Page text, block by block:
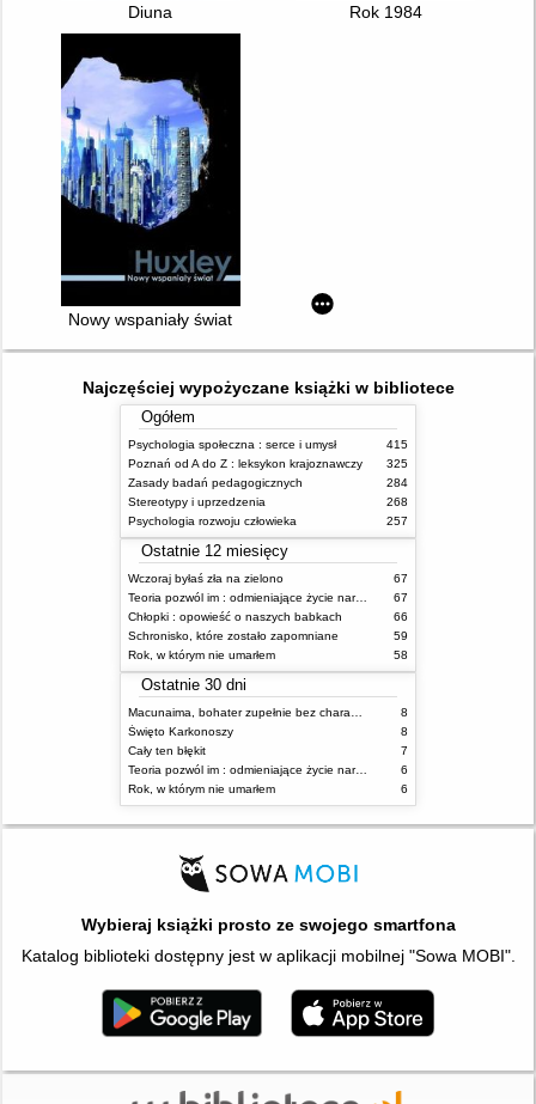
Diuna Rok 1984
Nowy wspaniały świat
Najczęściej wypożyczane książki w bibliotece
Ogółem
Psychologia społeczna : serce i umysł
415
Poznań od A do Z : leksykon krajoznawczy
325
Zasady badań pedagogicznych
284
Stereotypy i uprzedzenia
268
Psychologia rozwoju człowieka
257
Ostatnie 12 miesięcy
Wczoraj byłaś zła na zielono
67
Teoria pozwól im : odmieniające życie narzędzie, o którym mówią miliony ludzi
67
Chłopki : opowieść o naszych babkach
66
Schronisko, które zostało zapomniane
59
Rok, w którym nie umarłem
58
Ostatnie 30 dni
Macunaima, bohater zupełnie bez charakteru
8
Święto Karkonoszy
8
Cały ten błękit
7
Teoria pozwól im : odmieniające życie narzędzie, o którym mówią miliony ludzi
6
Rok, w którym nie umarłem
6
Wybieraj książki prosto ze swojego smartfona
Katalog biblioteki dostępny jest w aplikacji mobilnej "Sowa MOBI".